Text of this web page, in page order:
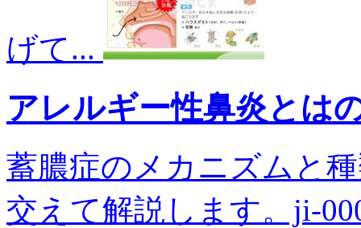
げて...
アレルギー性鼻炎とは
蓄膿症のメカニズムと
交えて解説します。ji-